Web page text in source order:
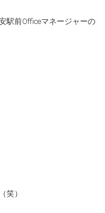
駅前Officeマネージャーの
）